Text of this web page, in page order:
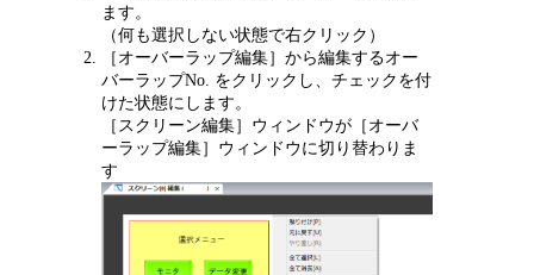
ます。
（何も選択しない状態で右クリック）
［オーバーラップ編集］から編集するオー
バーラップNo. をクリックし、チェックを付
けた状態にします。
［スクリーン編集］ウィンドウが［オーバ
ーラップ編集］ウィンドウに切り替わりま
す